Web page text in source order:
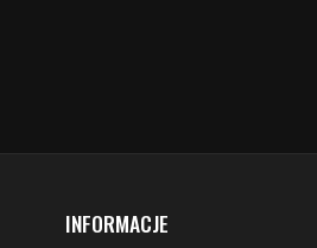
redakcja
warunki prawne